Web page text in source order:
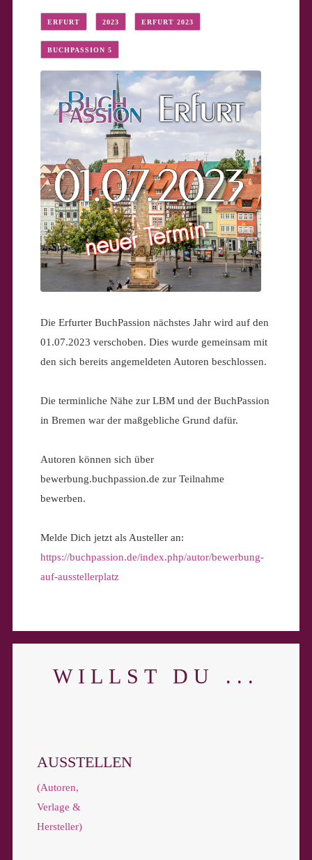
ERFURT 2023 ERFURT 2023
BUCHPASSION 5
Die Erfurter BuchPassion nächstes Jahr wird auf den
01.07.2023 verschoben. Dies wurde gemeinsam mit
den sich bereits angemeldeten Autoren beschlossen.
Die terminliche Nähe zur LBM und der BuchPassion
in Bremen war der maßgebliche Grund dafür.
Autoren können sich über
bewerbung.buchpassion.de zur Teilnahme
bewerben.
Melde Dich jetzt als Austeller an:
https://buchpassion.de/index.php/autor/bewerbung-
auf-ausstellerplatz
WILLST DU ...
AUSSTELLEN
(Autoren,
Verlage &
Hersteller)